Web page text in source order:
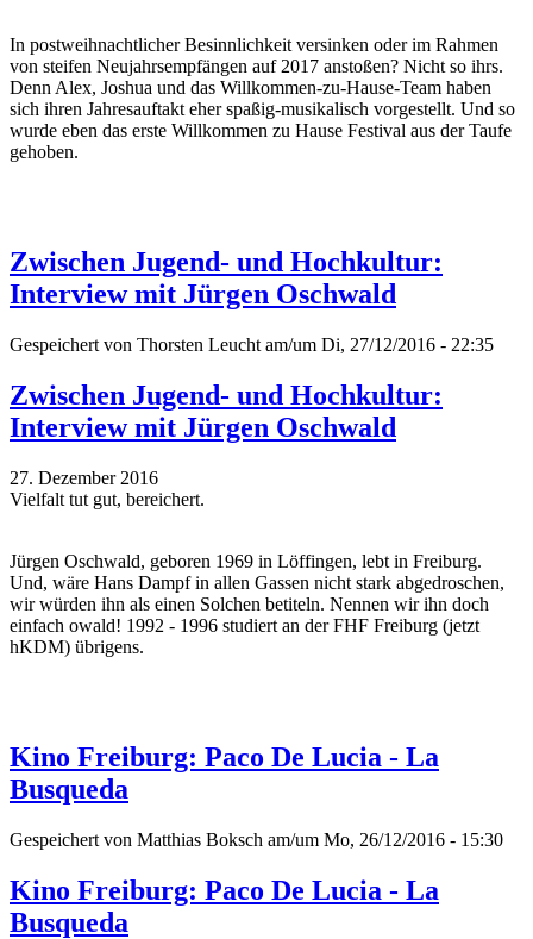
In postweihnachtlicher Besinnlichkeit versinken oder im Rahmen
von steifen Neujahrsempfängen auf 2017 anstoßen? Nicht so ihrs.
Denn Alex, Joshua und das Willkommen-zu-Hause-Team haben
sich ihren Jahresauftakt eher spaßig-musikalisch vorgestellt. Und so
wurde eben das erste Willkommen zu Hause Festival aus der Taufe
gehoben.
Zwischen Jugend- und Hochkultur:
Interview mit Jürgen Oschwald
Gespeichert von Thorsten Leucht am/um Di, 27/12/2016 - 22:35
Zwischen Jugend- und Hochkultur:
Interview mit Jürgen Oschwald
27. Dezember 2016
Vielfalt tut gut, bereichert.
Jürgen Oschwald, geboren 1969 in Löffingen, lebt in Freiburg.
Und, wäre Hans Dampf in allen Gassen nicht stark abgedroschen,
wir würden ihn als einen Solchen betiteln. Nennen wir ihn doch
einfach owald! 1992 - 1996 studiert an der FHF Freiburg (jetzt
hKDM) übrigens.
Kino Freiburg: Paco De Lucia - La
Busqueda
Gespeichert von Matthias Boksch am/um Mo, 26/12/2016 - 15:30
Kino Freiburg: Paco De Lucia - La
Busqueda